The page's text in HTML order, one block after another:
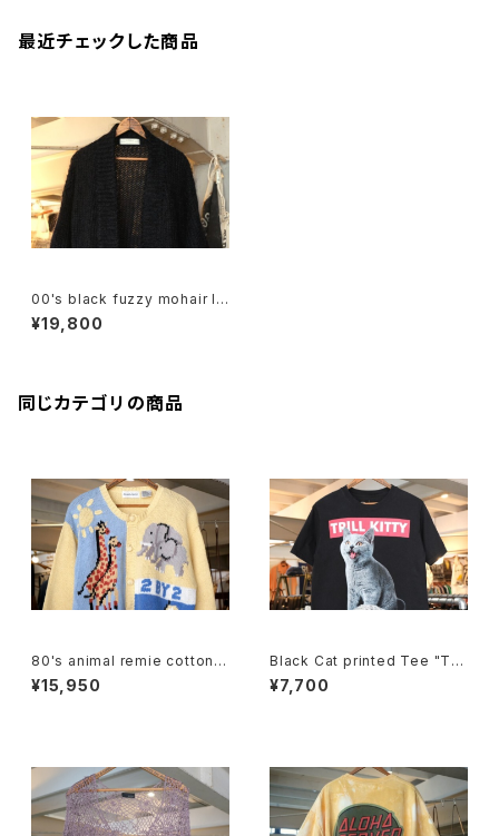
最近チェックした商品
00's black fuzzy mohair lo
ng Cardigan
¥19,800
同じカテゴリの商品
80's animal remie cotton k
nit crewneck Cardigan
¥15,950
Black Cat printed Tee "TRI
LL KITTY"
¥7,700